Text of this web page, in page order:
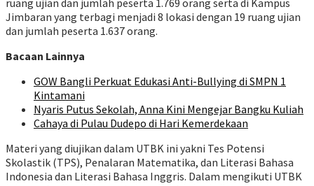
ruang ujian dan jumlah peserta 1.769 orang serta di Kampus
Jimbaran yang terbagi menjadi 8 lokasi dengan 19 ruang ujian
dan jumlah peserta 1.637 orang.
Bacaan Lainnya
GOW Bangli Perkuat Edukasi Anti-Bullying di SMPN 1
Kintamani
Nyaris Putus Sekolah, Anna Kini Mengejar Bangku Kuliah
Cahaya di Pulau Dudepo di Hari Kemerdekaan
Materi yang diujikan dalam UTBK ini yakni Tes Potensi
Skolastik (TPS), Penalaran Matematika, dan Literasi Bahasa
Indonesia dan Literasi Bahasa Inggris. Dalam mengikuti UTBK